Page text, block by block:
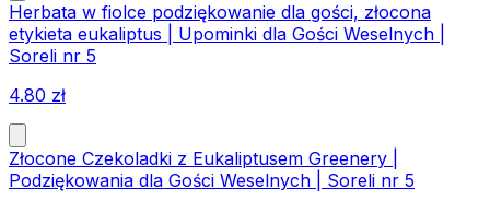
Herbata w fiolce podziękowanie dla gości, złocona
etykieta eukaliptus | Upominki dla Gości Weselnych |
Soreli nr 5
4.80 zł
Złocone Czekoladki z Eukaliptusem Greenery |
Podziękowania dla Gości Weselnych | Soreli nr 5